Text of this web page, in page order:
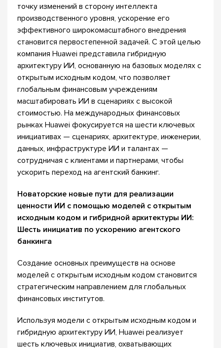
точку изменений в сторону интеллекта
производственного уровня, ускорение его
эффективного широкомасштабного внедрения
становится первостепенной задачей. С этой целью
компания Huawei представила гибридную
архитектуру ИИ, основанную на базовых моделях с
открытым исходным кодом, что позволяет
глобальным финансовым учреждениям
масштабировать ИИ в сценариях с высокой
стоимостью. На международных финансовых
рынках Huawei фокусируется на шести ключевых
инициативах — сценариях, архитектуре, инженерии,
данных, инфраструктуре ИИ и талантах —
сотрудничая с клиентами и партнерами, чтобы
ускорить переход на агентский банкинг.
Новаторские новые пути для реализации
ценности ИИ с помощью моделей с открытым
исходным кодом и гибридной архитектуры ИИ:
Шесть инициатив по ускорению агентского
банкинга
Создание основных преимуществ на основе
моделей с открытым исходным кодом становится
стратегическим направлением для глобальных
финансовых институтов.
Используя модели с открытым исходным кодом и
гибридную архитектуру ИИ, Huawei реализует
шесть ключевых инициатив, охватывающих